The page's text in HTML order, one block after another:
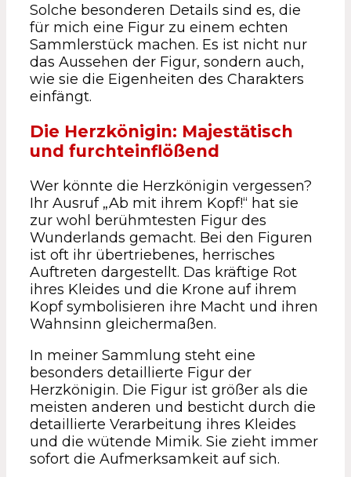
Solche besonderen Details sind es, die
für mich eine Figur zu einem echten
Sammlerstück machen. Es ist nicht nur
das Aussehen der Figur, sondern auch,
wie sie die Eigenheiten des Charakters
einfängt.
Die Herzkönigin: Majestätisch
und furchteinflößend
Wer könnte die Herzkönigin vergessen?
Ihr Ausruf „Ab mit ihrem Kopf!“ hat sie
zur wohl berühmtesten Figur des
Wunderlands gemacht. Bei den Figuren
ist oft ihr übertriebenes, herrisches
Auftreten dargestellt. Das kräftige Rot
ihres Kleides und die Krone auf ihrem
Kopf symbolisieren ihre Macht und ihren
Wahnsinn gleichermaßen.
In meiner Sammlung steht eine
besonders detaillierte Figur der
Herzkönigin. Die Figur ist größer als die
meisten anderen und besticht durch die
detaillierte Verarbeitung ihres Kleides
und die wütende Mimik. Sie zieht immer
sofort die Aufmerksamkeit auf sich.